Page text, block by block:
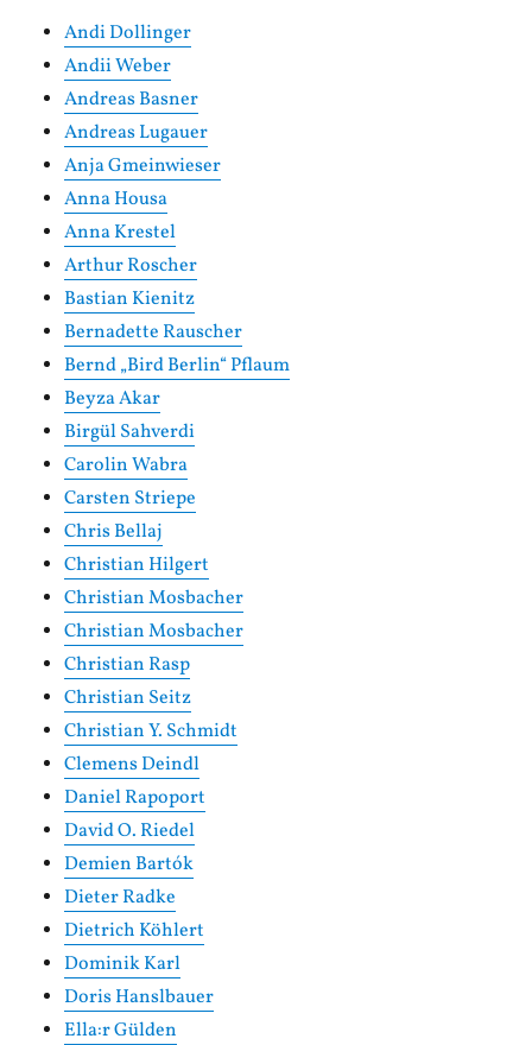
Andi Dollinger
Andii Weber
Andreas Basner
Andreas Lugauer
Anja Gmeinwieser
Anna Housa
Anna Krestel
Arthur Roscher
Bastian Kienitz
Bernadette Rauscher
Bernd „Bird Berlin“ Pflaum
Beyza Akar
Birgül Sahverdi
Carolin Wabra
Carsten Striepe
Chris Bellaj
Christian Hilgert
Christian Mosbacher
Christian Mosbacher
Christian Rasp
Christian Seitz
Christian Y. Schmidt
Clemens Deindl
Daniel Rapoport
David O. Riedel
Demien Bartók
Dieter Radke
Dietrich Köhlert
Dominik Karl
Doris Hanslbauer
Ella:r Gülden